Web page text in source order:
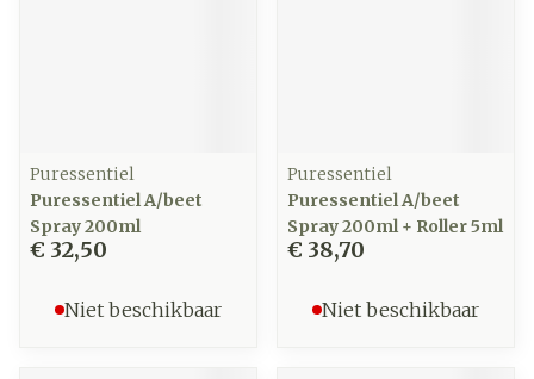
Puressentiel
Puressentiel A/beet
Spray 200ml
€ 32,50
Niet beschikbaar
Puressentiel
Puressentiel A/beet
Spray 200ml + Roller 5ml
€ 38,70
Niet beschikbaar